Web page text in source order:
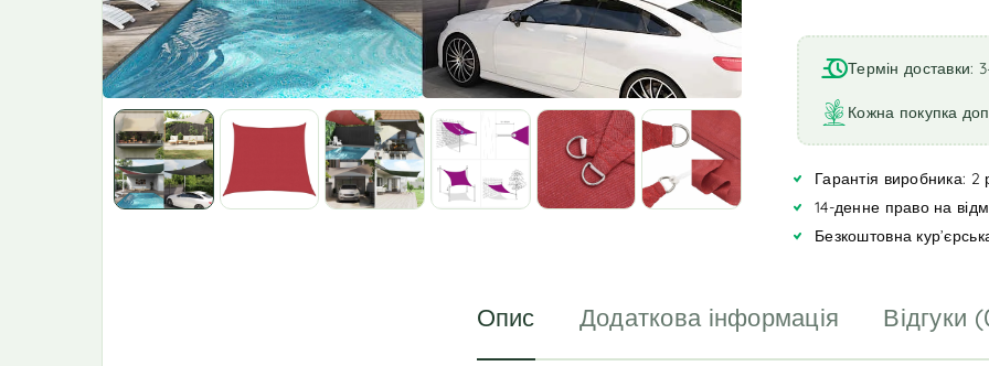
l
t
e
r
n
t
i
Термін доставки:
Кожна покупка
Гарантія виробника: 2
14-денне право на
Безкоштовна
Опис Додаткова інформація Відгуки